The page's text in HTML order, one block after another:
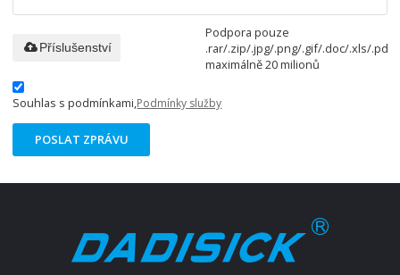
Podpora pouze
.rar/.zip/.jpg/.png/.gif/.doc/.xls/.pdf,
maximálně 20 milionů
Příslušenství
Souhlas s podmínkami,Podmínky služby
POSLAT ZPRÁVU